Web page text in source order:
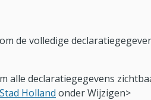
de volledige
alle declaratiegegevens
Holland onder Wijzigen>